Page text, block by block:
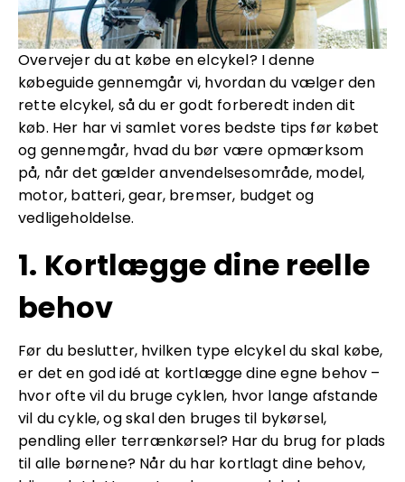
Overvejer du at købe en elcykel? I denne
købeguide gennemgår vi, hvordan du vælger den
rette elcykel, så du er godt forberedt inden dit
køb. Her har vi samlet vores bedste tips før købet
og gennemgår, hvad du bør være opmærksom
på, når det gælder anvendelsesområde, model,
motor, batteri, gear, bremser, budget og
vedligeholdelse.
1. Kortlægge dine reelle
behov
Før du beslutter, hvilken type elcykel du skal købe,
er det en god idé at kortlægge dine egne behov –
hvor ofte vil du bruge cyklen, hvor lange afstande
vil du cykle, og skal den bruges til bykørsel,
pendling eller terrænkørsel? Har du brug for plads
til alle børnene? Når du har kortlagt dine behov,